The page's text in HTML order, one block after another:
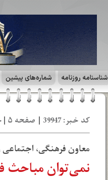
شناسنامه روزنامه شماره‌های پیشین
کد خبر: 39947 | صفحه ۵ | جهان ورزش | تاریخ: 06 دی 1403
معاون فرهنگی،
نمی‌توان مباحث